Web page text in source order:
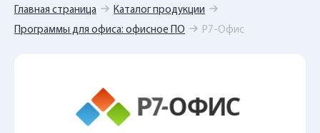
Главная страница
Каталог продукции
Программы для офиса: офисное ПО
Р7-Офис